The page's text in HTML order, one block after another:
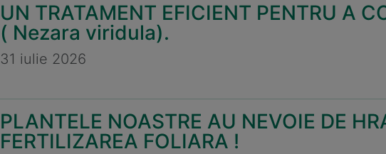
UN TRATAMENT EFICIENT PENTRU A
( Nezara viridula).
31 iulie 2026
PLANTELE NOASTRE AU NEVOIE DE
FERTILIZAREA FOLIARA !